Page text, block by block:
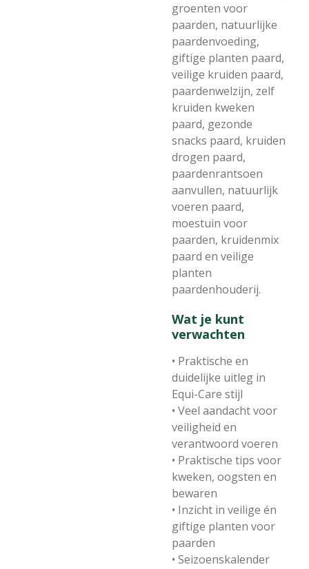
groenten voor
paarden, natuurlijke
paardenvoeding,
giftige planten paard,
veilige kruiden paard,
paardenwelzijn, zelf
kruiden kweken
paard, gezonde
snacks paard, kruiden
drogen paard,
paardenrantsoen
aanvullen, natuurlijk
voeren paard,
moestuin voor
paarden, kruidenmix
paard en veilige
planten
paardenhouderij.
Wat je kunt
verwachten
• Praktische en
duidelijke uitleg in
Equi-Care stijl
• Veel aandacht voor
veiligheid en
verantwoord voeren
• Praktische tips voor
kweken, oogsten en
bewaren
• Inzicht in veilige én
giftige planten voor
paarden
• Seizoenskalender